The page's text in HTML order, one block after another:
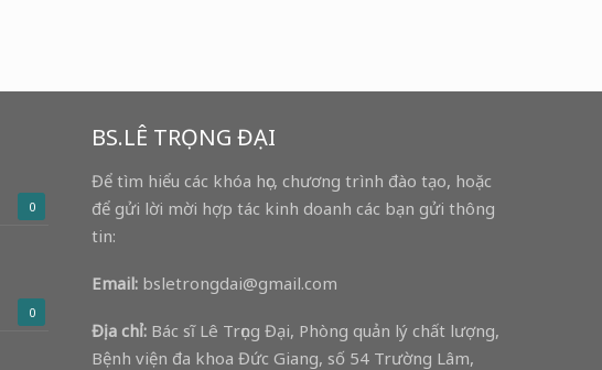
0
0
BS.LÊ TRỌNG ĐẠI
Để tìm hiểu các khóa học, chương trình đào tạo, hoặc
để gửi lời mời hợp tác kinh doanh các bạn gửi thông
tin:
Email:bsletrongdai@gmail.com
Địa chỉ: Bác sĩ Lê Trọng Đại, Phòng quản lý chất lượng,
Bệnh viện đa khoa Đức Giang, số 54 Trường Lâm,